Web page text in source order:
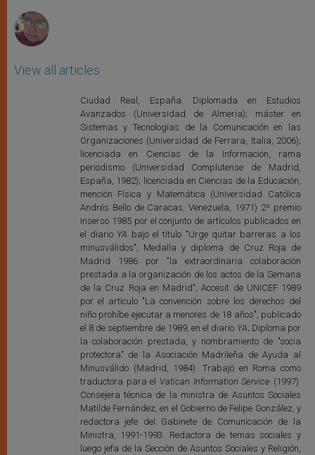
View all articles
Ciudad Real, España. Diplomada en Estudios
Avanzados (Universidad de Almería); máster en
Sistemas y Tecnologías de la Comunicación en las
Organizaciones (Universidad de Ferrara, Italia, 2006);
licenciada en Ciencias de la Información, rama
periodismo (Universidad Complutense de Madrid,
España, 1982); licenciada en Ciencias de la Educación,
mención Física y Matemática (Universidad Católica
Andrés Bello de Caracas, Venezuela, 1971) 2º premio
Inserso 1985 por el conjunto de artículos publicados en
el diario YA bajo el título "Urge quitar barreras a los
minusválidos"; Medalla y diploma de Cruz Roja de
Madrid 1986 por "la extraordinaria colaboración
prestada a la organización de los actos de la Semana
de la Cruz Roja en Madrid"; Accesit de UNICEF 1989
por el artículo "La convención sobre los derechos del
niño prohíbe ejecutar a menores de 18 años", publicado
el 8 de septiembre de 1989, en el diario YA; Diploma por
la colaboración prestada, y nombramiento de "socia
protectora" de la Asociación Madrileña de Ayuda al
Minusválido (Madrid, 1984). Trabajó en Roma como
traductora para el Vatican Information Service (1997).
Consejera técnica de la ministra de Asuntos Sociales
Matilde Fernández, en el Gobierno de Felipe González, y
redactora jefe del Gabinete de Comunicación de la
Ministra, 1991-1993. Redactora de temas sociales y
luego jefa de la Sección de Asuntos Sociales y Religión,